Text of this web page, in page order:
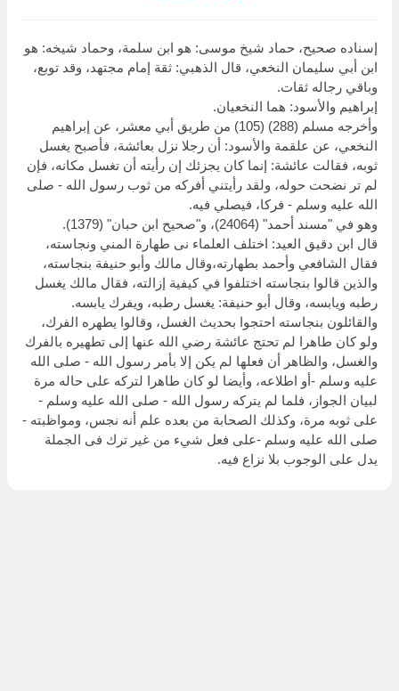
إسناده صحيح، حماد شيخ موسى: هو ابن سلمة، وحماد شيخه: هو
ابن أبي سليمان النخعي، قال الذهبي: ثقة إمام مجتهد، وقد توبع،
وباقي رجاله ثقات.
إبراهيم والأسود: هما النخعيان.
وأخرجه مسلم (288) (105) من طريق أبي معشر، عن إبراهيم
النخعي، عن علقمة والأسود: أن رجلا نزل بعائشة، فأصبح يغسل
ثوبه، فقالت عائشة: إنما كان يجزئك إن رأيته أن تغسل مكانه، فإن
لم تر نضحت حوله، ولقد رأيتني أفركه من ثوب رسول الله - صلى
الله عليه وسلم - فركا، فيصلي فيه.
وهو في "مسند أحمد" (24064)، و"صحيح ابن حبان" (1379).
قال ابن دقيق العيد: اختلف العلماء نى طهارة المني ونجاسته،
فقال الشافعي وأحمد بطهارته،وقال مالك وأبو حنيفة بنجاسته،
والذين قالوا بنجاسته اختلفوا في كيفية إزالته، فقال مالك يغسل
رطبه ويابسه، وقال أبو حنيفة: يغسل رطبه، ويفرك يابسه.
والقائلون بنجاسته احتجوا بحديث الغسل، وقالوا يطهره الفرك،
ولو كان طاهرا لم تحتج عائشة رضي الله عنها إلى تطهيره بالفرك
والغسل، والظاهر أن فعلها لم يكن إلا بأمر رسول الله - صلى الله
عليه وسلم -أو اطلاعه، وأيضا لو كان طاهرا لتركه على حاله مرة
لبيان الجواز، فلما لم يتركه رسول الله - صلى الله عليه وسلم -
على ثوبه مرة، وكذلك الصحابة من بعده علم أنه نجس، ومواظبته -
صلى الله عليه وسلم -على فعل شيء من غير ترك فى الجملة
يدل على الوجوب بلا نزاع فيه.